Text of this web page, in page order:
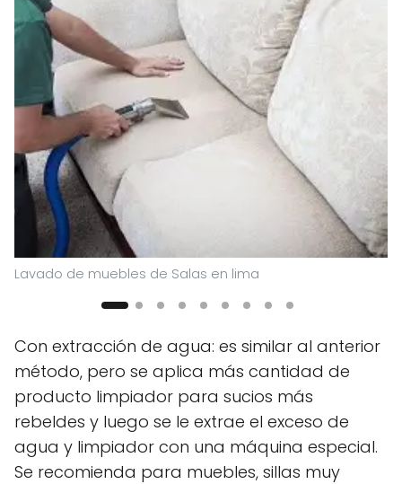
Lavado de muebles de Salas en lima
Con extracción de agua: es similar al anterior
método, pero se aplica más cantidad de
producto limpiador para sucios más
rebeldes y luego se le extrae el exceso de
agua y limpiador con una máquina especial.
Se recomienda para muebles, sillas muy